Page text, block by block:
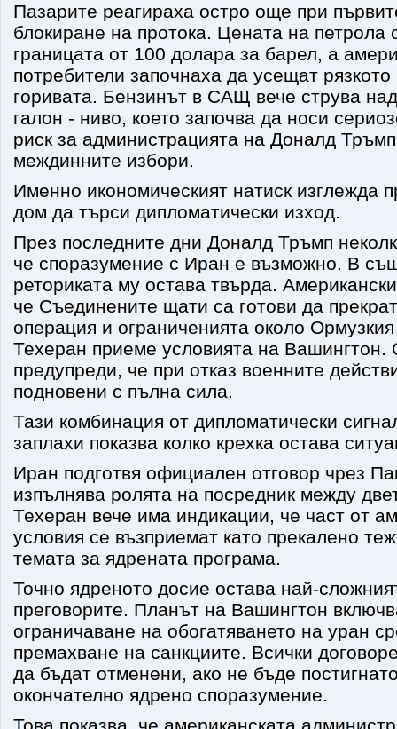
Пазарите реагираха остро още при
блокиране на протока. Цената на петрола
границата от 100 долара за барел, а
потребители започнаха да усещат
горивата. Бензинът в САЩ вече струва
галон - ниво, което започва да носи
риск за администрацията на Доналд
междинните избори.
Именно икономическият натиск изглежда
дом да търси дипломатически изход.
През последните дни Доналд Тръмп
че споразумение с Иран е възможно. В
реториката му остава твърда.
че Съединените щати са готови да
операция и ограниченията около Ормузкия
Техеран приеме условията на Вашингтон.
предупреди, че при отказ военните
подновени с пълна сила.
Тази комбинация от дипломатически
заплахи показва колко крехка остава
Иран подготвя официален отговор чрез
изпълнява ролята на посредник между
Техеран вече има индикации, че част от
условия се възприемат като прекалено
темата за ядрената програма.
Точно ядреното досие остава най-
преговорите. Планът на Вашингтон
ограничаване на обогатяването на уран
премахване на санкциите. Всички
да бъдат отменени, ако не бъде
окончателно ядрено споразумение.